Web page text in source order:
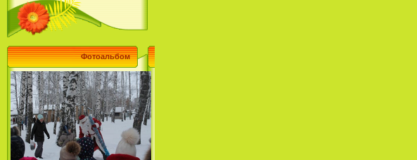
Фотоальбом